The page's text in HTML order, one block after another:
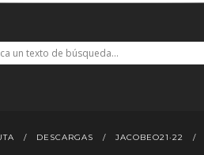
DESCARGAS JACOBEO21·22